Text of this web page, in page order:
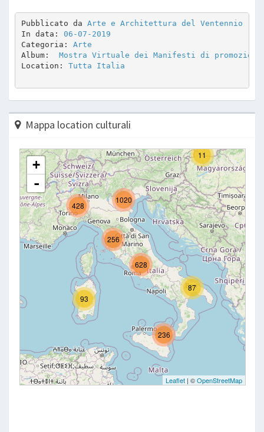
Pubblicato da Arte e Architettura del Ventennio
In data: 06-07-2019
Categoria: Arte
Album:
Mostra Virtuale dei Manifesti di
Location: Tutta Italia
Mappa location culturali